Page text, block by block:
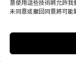
意使用這些技術將允許我
未同意或撤回同意將可能
京都